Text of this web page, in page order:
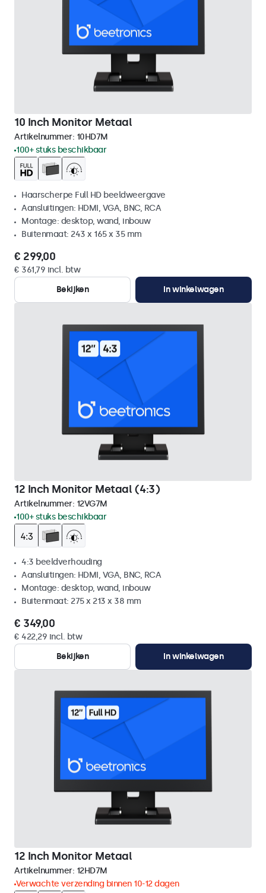
10 Inch Monitor Metaal
Artikelnummer: 10HD7M
100+ stuks beschikbaar
Haarscherpe Full HD beeldweergave
Aansluitingen: HDMI, VGA, BNC, RCA
Montage: desktop, wand, inbouw
Buitenmaat: 243 x 165 x 35 mm
€ 299,00
€ 361,79 incl. btw
Bekijken
In winkelwagen
12 Inch Monitor Metaal (4:3)
Artikelnummer: 12VG7M
100+ stuks beschikbaar
4:3 beeldverhouding
Aansluitingen: HDMI, VGA, BNC, RCA
Montage: desktop, wand, inbouw
Buitenmaat: 275 x 213 x 38 mm
€ 349,00
€ 422,29 incl. btw
Bekijken
In winkelwagen
12 Inch Monitor Metaal
Artikelnummer: 12HD7M
Verwachte verzending binnen 10-12 dagen